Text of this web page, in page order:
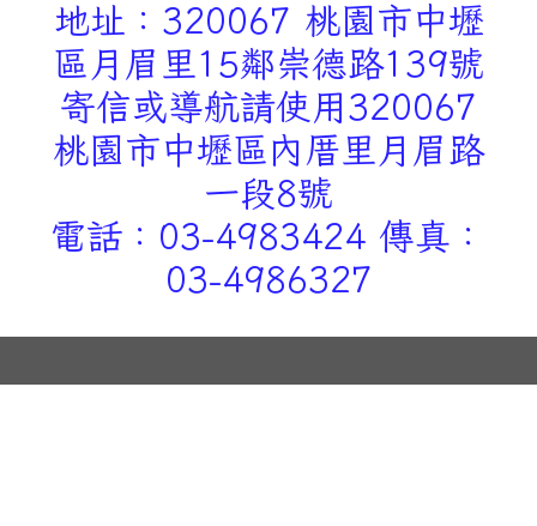
地址：320067 桃園市中壢
區月眉里15鄰崇德路139號
寄信或導航請使用320067
桃園市中壢區內厝里月眉路
一段8號
電話：03-4983424 傳真：
03-4986327